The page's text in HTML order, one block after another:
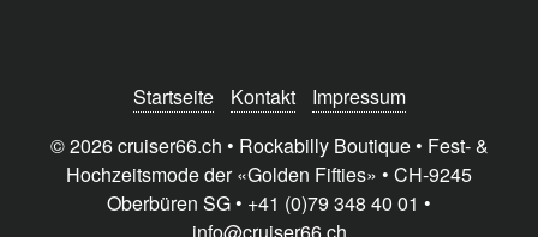
Startseite Kontakt
Impressum
© 2026 cruiser66.ch • Rockabilly Boutique • Fest- &
Hochzeitsmode der «Golden Fifties» • CH-9245
Oberbüren SG • +41 (0)79 348 40 01 •